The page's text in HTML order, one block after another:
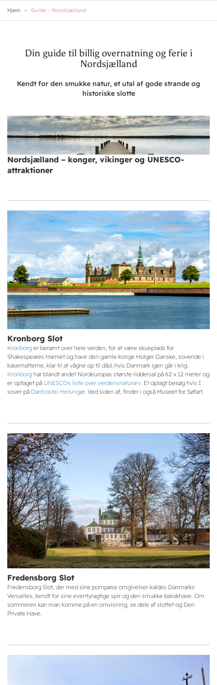
main
Hjem Guide – Nordsjælland
Din guide til billig overnatning og ferie i
Nordsjælland
Kendt for den smukke natur, et utal af gode strande og
historiske slotte
Nordsjælland – konger, vikinger og UNESCO-
attraktioner
Kronborg Slot
Kronborg er berømt over hele verden, for at være skueplads for
Shakespeares Hamlet og have den gamle konge Holger Danske, sovende i
kasematterne, klar til at vågne op til dåd, hvis Danmark igen går i krig.
Kronborg har blandt andet Nordeuropas største riddersal på 62 x 12 meter og
er optaget på UNESCOs liste over verdensnaturarv . Et oplagt besøg hvis I
sover på Danhostel Helsingør. Ved siden af, finder i også Museet for Søfart.
Fredensborg Slot
Fredensborg Slot, der med sine pompøse omgivelser kaldes Danmarks
Versailles, kendt for sine eventyragtige spir og den smukke barokhave. Om
sommeren kan man komme på en omvisning, se dele af slottet og Den
Private Have.